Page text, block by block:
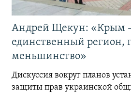
Андрей Щекун: «Крым
единственный регион,
меньшинство»
Дискуссия вокруг планов
защиты прав украинской